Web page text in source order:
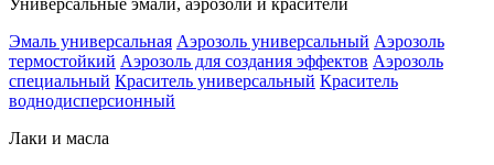
Универсальные эмали, аэрозоли и красители
Эмаль универсальная Аэрозоль универсальный Аэрозоль
термостойкий Аэрозоль для создания эффектов Аэрозоль
специальный Краситель универсальный Краситель
воднодисперсионный
Лаки и масла